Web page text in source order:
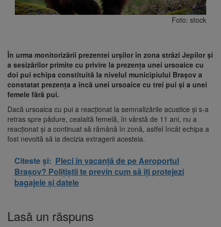
Foto: stock
În urma monitorizării prezentei urșilor în zona străzi Jepilor și
a sesizărilor primite cu privire la prezența unei ursoaice cu
doi pui echipa constituită la nivelul municipiului Brașov a
constatat prezența a încă unei ursoaice cu trei pui și a unei
femele fără pui.
Dacă ursoaica cu pui a reacționat la semnalizările acustice și s-a
retras spre pădure, cealaltă femelă, în vârstă de 11 ani, nu a
reacționat și a continuat să rămână în zonă, astfel încât echipa a
fost nevoită să ia decizia extragerii acesteia.
Citeste și: Pleci în vacanță de pe Aeroportul
Brașov? Polițiștii te previn cum să îți protejezi
bagajele și datele
Lasă un răspuns